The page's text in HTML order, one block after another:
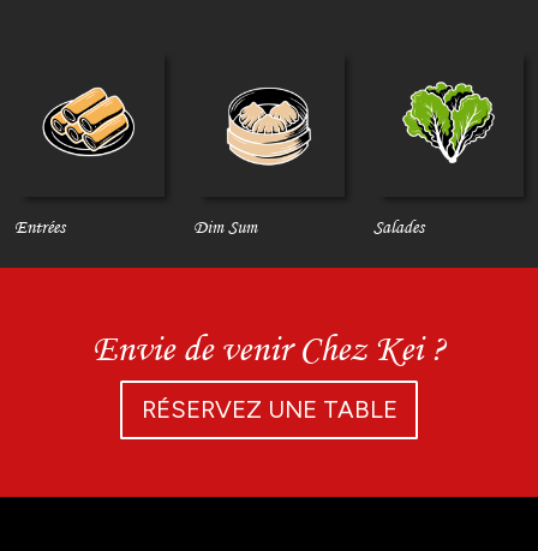
Entrées Dim Sum Salades
Envie de venir Chez Kei ?
RÉSERVEZ UNE TABLE